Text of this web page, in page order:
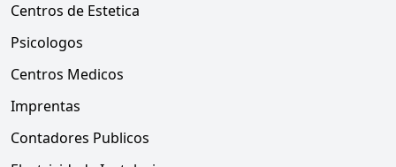
Centros de Estetica
Psicologos
Centros Medicos
Imprentas
Contadores Publicos